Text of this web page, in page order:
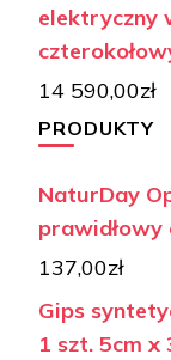
elektryczny
14 590,00zł
PRODUKTY
NaturDay
prawidłowy
137,00zł
Gips
1 szt. 5cm x